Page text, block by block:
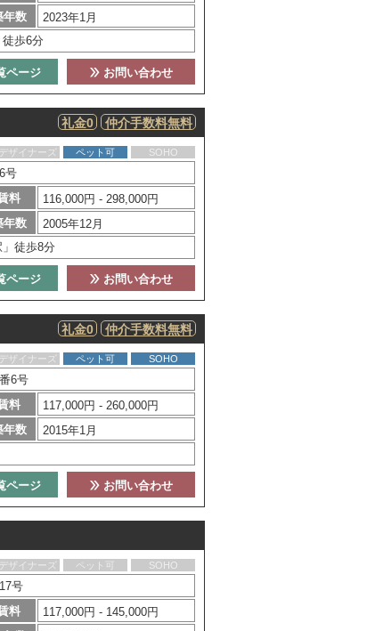
年数
2023年1月
歩6分
お問い合わせ
ページ
仲介手数料無料
礼金0
デザイナーズ ペット可 SOHO
号
料
116,000円 - 298,000円
年数
2005年12月
徒歩8分
お問い合わせ
ページ
仲介手数料無料
礼金0
デザイナーズ ペット可 SOHO
6号
料
117,000円 - 260,000円
年数
2015年1月
お問い合わせ
ページ
デザイナーズ ペット可 SOHO
号
料
117,000円 - 145,000円